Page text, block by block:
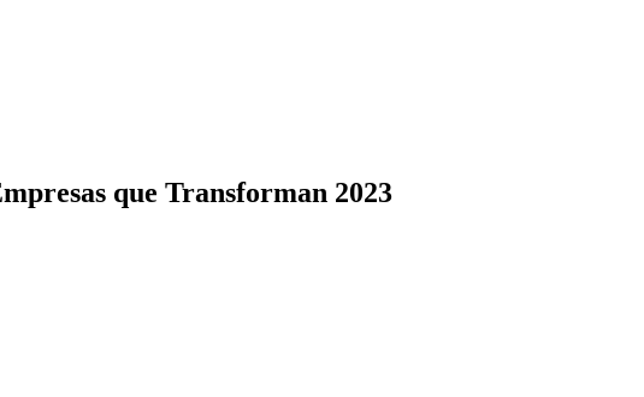
que Transforman 2023